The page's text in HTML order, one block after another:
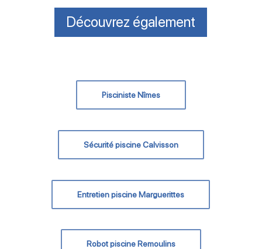
Découvrez également
Pisciniste Nîmes
Sécurité piscine Calvisson
Entretien piscine Marguerittes
Robot piscine Remoulins